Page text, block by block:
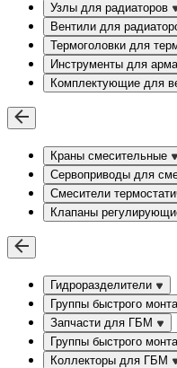
Узлы для радиаторов
Вентили для
Термоголовки для
Инструменты для
Комплектующие для
Краны смесительные
Сервоприводы для
Смесители
Клапаны
Гидроразделители
Группы быстрого
Запчасти для ГБМ
Группы быстрого
Коллекторы для ГБМ